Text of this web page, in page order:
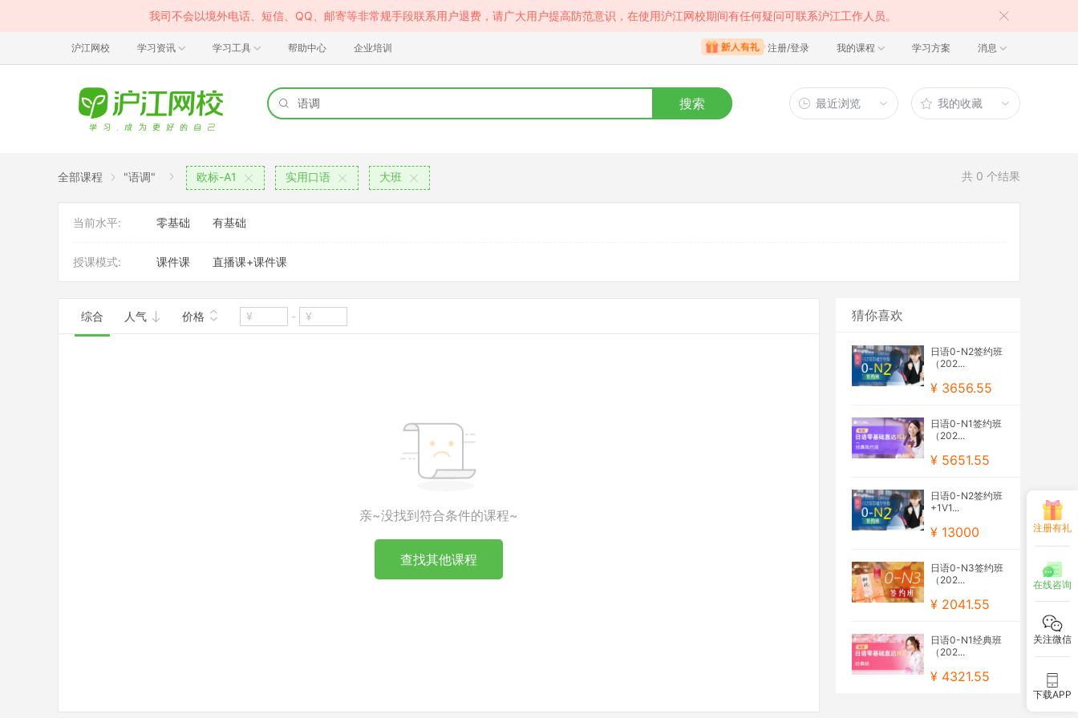
我司不会以境外电话、短信、QQ、邮寄等非常规手段联系用户退费，请广大用户提高防范意识，在使用沪江网校期间有任何疑问可联系沪江工作人员。
沪江网校 学习资讯 学习工具 帮助中心 企业培训 注册/登录 我的课程 学习方案 消息
搜索 最近浏览 我的收藏
全部课程 "语调" 欧标-A1 实用口语 大班 共 0 个结果
当前水平: 零基础 有基础
授课模式: 课件课 直播课+课件课
综合 人气 价格 -
亲~没找到符合条件的课程~
查找其他课程
猜你喜欢
日语0-N2签约班
（202...
¥ 3656.55
日语0-N1签约班
（202...
¥ 5651.55
日语0-N2签约班
+1V1...
¥ 13000
日语0-N3签约班
（202...
¥ 2041.55
日语0-N1经典班
（202...
¥ 4321.55
注册有礼
在线咨询
关注微信
下载APP